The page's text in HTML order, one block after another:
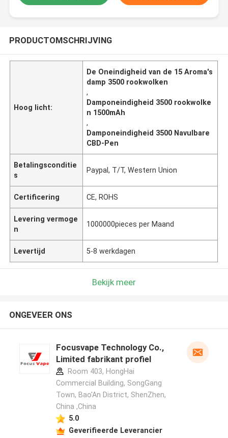
PRODUCTOMSCHRIJVING
Hoog licht:
De Oneindigheid van de 15 Aroma's
damp 3500 rookwolken
,
Damponeindigheid 3500 rookwolke
n 1500mAh
,
Damponeindigheid 3500 Navulbare
CBD-Pen
Betalingsconditie
s
Paypal, T/T, Western Union
Certificering CE, ROHS
Levering vermoge
n
1000000pieces per Maand
Levertijd 5-8 werkdagen
Bekijk meer
ONGEVEER ONS
Focusvape Technology Co.,
Limited fabrikant profiel
Room 403, HongHai
Commercial Building, SongGang
Town, Bao'An District, ShenZhen,
China ,China
5.0
Geverifieerde Leverancier